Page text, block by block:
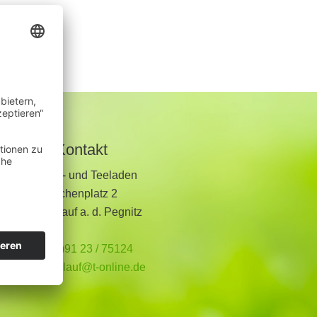
Kontakt
Kräuter- und Teeladen
Kirchenplatz 2
91207 Lauf a. d. Pegnitz
+49 (0)91 23 / 75124
teeladen.lauf@t-online.de